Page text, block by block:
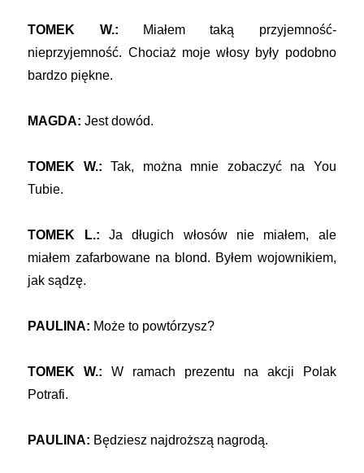
TOMEK W.: Miałem taką przyjemność-
nieprzyjemność. Chociaż moje włosy były podobno
bardzo piękne.
MAGDA: Jest dowód.
TOMEK W.: Tak, można mnie zobaczyć na You
Tubie.
TOMEK L.: Ja długich włosów nie miałem, ale
miałem zafarbowane na blond. Byłem wojownikiem,
jak sądzę.
PAULINA: Może to powtórzysz?
TOMEK W.: W ramach prezentu na akcji Polak
Potrafi.
PAULINA: Będziesz najdroższą nagrodą.